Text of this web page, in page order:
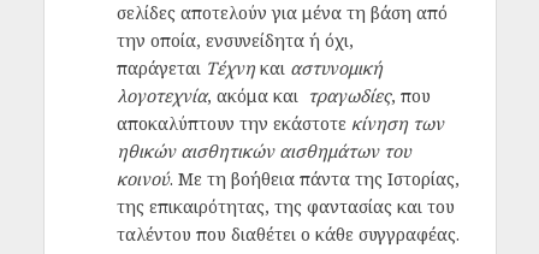
σελίδες αποτελούν για μένα τη βάση από
την οποία, ενσυνείδητα ή όχι,
παράγεται Τέχνη και αστυνομική
λογοτεχνία, ακόμα και τραγωδίες, που
αποκαλύπτουν την εκάστοτε κίνηση των
ηθικών αισθητικών αισθημάτων του
κοινού. Με τη βοήθεια πάντα της Ιστορίας,
της επικαιρότητας, της φαντασίας και του
ταλέντου που διαθέτει ο κάθε συγγραφέας.